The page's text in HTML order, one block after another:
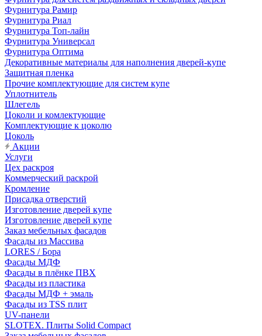
Фурнитура Рамир
Фурнитура Риал
Фурнитура Топ-лайн
Фурнитура Универсал
Фурнитура Оптима
Декоративные материалы для наполнения дверей-купе
Защитная пленка
Прочие комплектующие для систем купе
Уплотнитель
Шлегель
Цоколи и комлектующие
Комплектующие к цоколю
Цоколь
Акции
Услуги
Цех раскроя
Коммерческий раскрой
Кромление
Присадка отверстий
Изготовление дверей купе
Изготовление дверей купе
Заказ мебельных фасадов
Фасады из Массива
LORES / Бора
Фасады МДФ
Фасады в плёнке ПВХ
Фасады из пластика
Фасады МДФ + эмаль
Фасады из TSS плит
UV-панели
SLOTEX. Плиты Solid Compact